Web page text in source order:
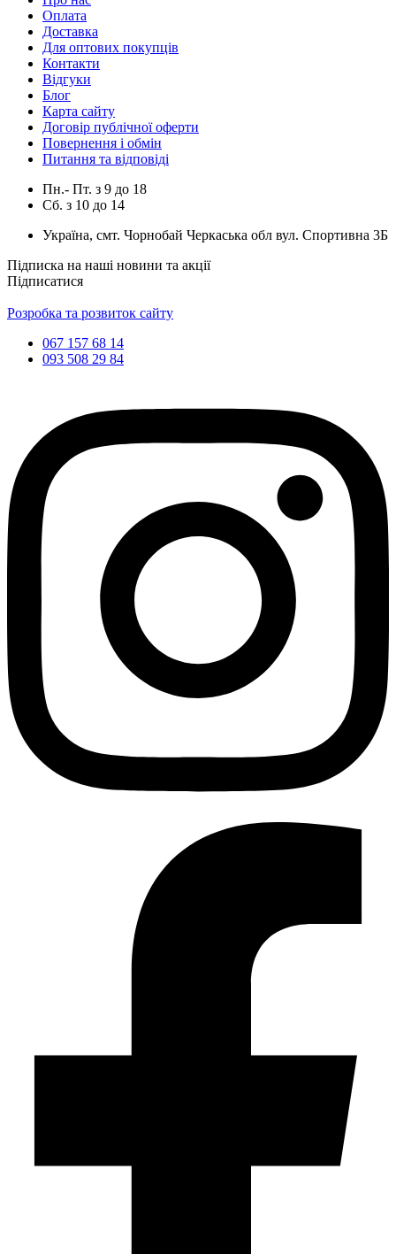
Оплата
Доставка
Для оптових покупців
Контакти
Відгуки
Блог
Карта сайту
Договір публічної оферти
Повернення і обмін
Питання та відповіді
Пн.- Пт. з 9 до 18
Сб. з 10 до 14
Україна, смт. Чорнобай Черкаська обл вул. Спортивна 3Б
Підписка на наші новини та акції
Підписатися
Розробка та розвиток сайту
067 157 68 14
093 508 29 84